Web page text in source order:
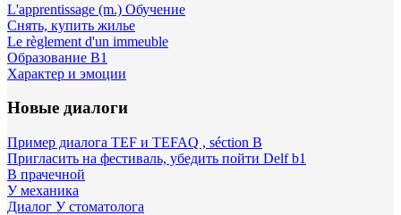
L'apprentissage (m.) Обучение
Снять, купить жилье
Le règlement d'un immeuble
Образование B1
Характер и эмоции
Новые диалоги
Пример диалога TEF и TEFAQ , séction B
Пригласить на фестиваль, убедить пойти Delf b1
В прачечной
У механика
Диалог У стоматолога